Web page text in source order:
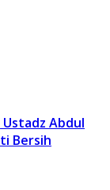
Abdul
Bersih